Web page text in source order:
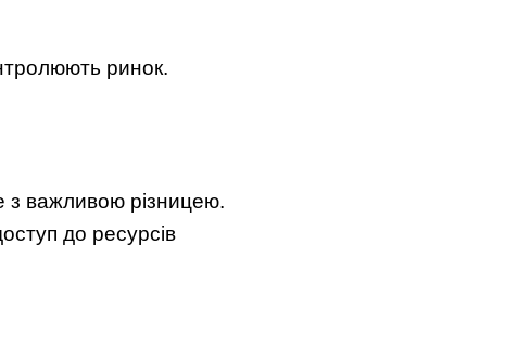
ринок.
з важливою різницею.
до ресурсів